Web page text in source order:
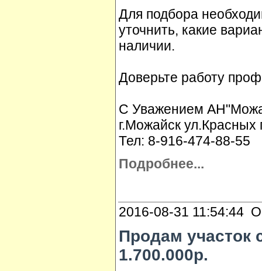
Для подбора
уточнить, какие
наличии.
Доверьте работу
С Уважением
г.Можайск
Тел: 8-916-474-88-55
Подробнее...
2016-08-31 11:54:44
Пpoдaм
1.700.000р.